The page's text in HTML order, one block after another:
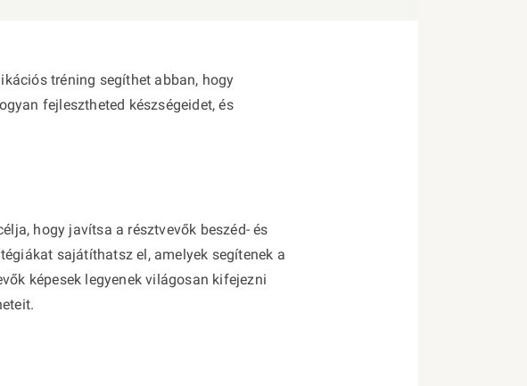
tréning segíthet abban, hogy
fejlesztheted készségeidet, és
hogy javítsa a résztvevők beszéd- és
sajátíthatsz el, amelyek segítenek a
képesek legyenek világosan kifejezni